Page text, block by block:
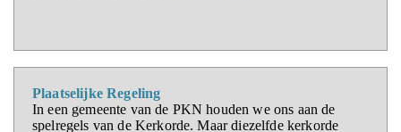
Plaatselijke Regeling
In een gemeente van de PKN houden we ons aan de
spelregels van de Kerkorde. Maar diezelfde kerkorde